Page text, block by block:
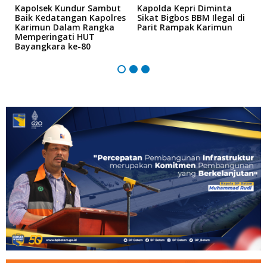
Kapolsek Kundur Sambut
Baik Kedatangan Kapolres
Karimun Dalam Rangka
Memperingati HUT
Bayangkara ke-80
Kapolda Kepri Diminta
Sikat Bigbos BBM Ilegal di
Parit Rampak Karimun